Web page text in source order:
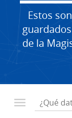
Estos
de la